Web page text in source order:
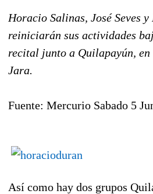
Horacio Salinas, José Seves
reiniciarán sus actividades
recital junto a Quilapayún,
Jara.
Fuente: Mercurio Sabado 5
Así como hay dos grupos